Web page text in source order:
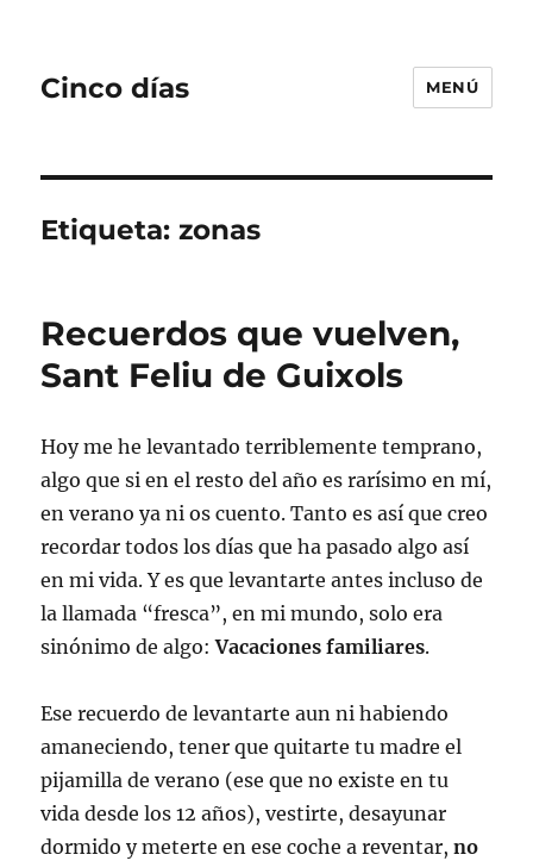
Cinco días MENÚ
Etiqueta:zonas
Recuerdos que vuelven,
Sant Feliu de Guixols
Hoy me he levantado terriblemente temprano,
algo que si en el resto del año es rarísimo en mí,
en verano ya ni os cuento. Tanto es así que creo
recordar todos los días que ha pasado algo así
en mi vida. Y es que levantarte antes incluso de
la llamada “fresca”, en mi mundo, solo era
sinónimo de algo:Vacaciones familiares.
Ese recuerdo de levantarte aun ni habiendo
amaneciendo, tener que quitarte tu madre el
pijamilla de verano (ese que no existe en tu
vida desde los 12 años), vestirte, desayunar
dormido y meterte en ese coche a reventar,no